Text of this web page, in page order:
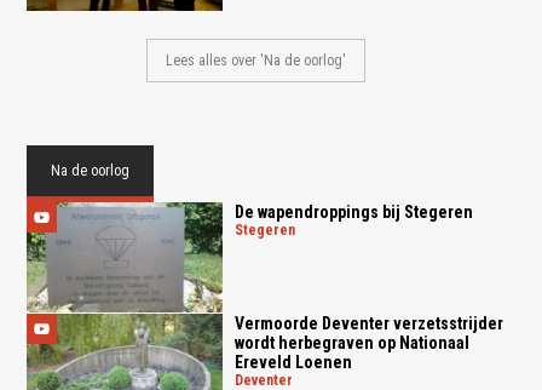
Lees alles over 'Na de oorlog'
Na de oorlog
De wapendroppings bij Stegeren
stegeren
Vermoorde Deventer verzetsstrijder
wordt herbegraven op Nationaal
Ereveld Loenen
deventer